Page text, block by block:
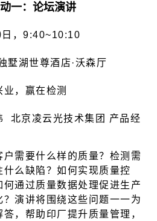
一：论坛演讲
，9:40~10:10
墅湖世尊酒店·沃森厅
业，赢在检测
北京凌云光技术集团 产品经
户需要什么样的质量？检测需
什么缺陷？如何实现质量控
何通过质量数据处理促进生产
？演讲将围绕这些问题一一为
答，帮助印厂提升质量管理，